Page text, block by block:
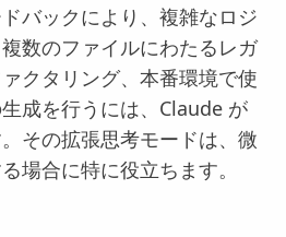
バックにより、複雑なロジ
数のファイルにわたるレガ
クタリング、本番環境で使
成を行うには、Claude が
その拡張思考モードは、微
場合に特に役立ちます。